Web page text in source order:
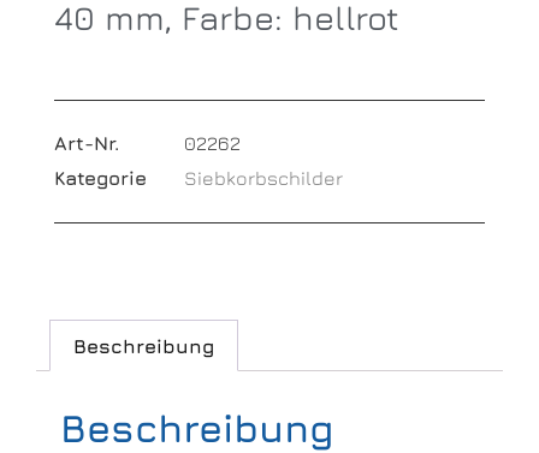
40 mm, Farbe: hellrot
Art-Nr.
02262
Kategorie
Siebkorbschilder
Beschreibung
Beschreibung